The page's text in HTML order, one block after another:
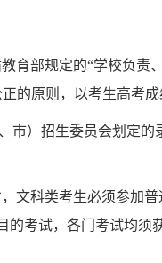
育部规定的“学校负责
的原则，以考生高考
市）招生委员会划定
文科类考生必须参加
的考试，各门考试均须